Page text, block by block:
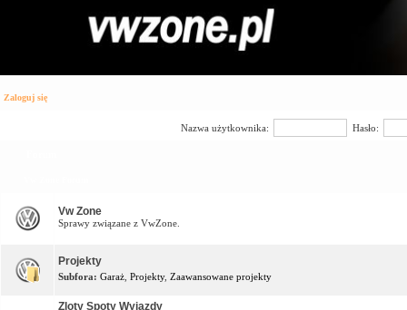
Zaloguj się
Nazwa użytkownika: Hasło:
Vw Zone
Sprawy związane z VwZone.
Projekty
Subfora: Garaż Projekty, Zaawansowane projekty
Zloty Spoty Wyjazdy